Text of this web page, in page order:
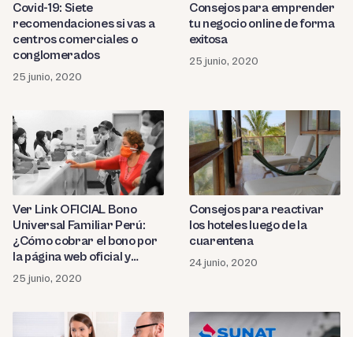
Covid-19: Siete
recomendaciones si vas a
centros comerciales o
conglomerados
25 junio, 2020
Consejos para emprender
tu negocio online de forma
exitosa
25 junio, 2020
Ver Link OFICIAL Bono
Universal Familiar Perú:
¿Cómo cobrar el bono por
la página web oficial y
plataforma de pago?
25 junio, 2020
Consejos para reactivar
los hoteles luego de la
cuarentena
24 junio, 2020